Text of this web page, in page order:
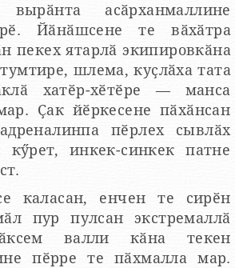
асӑрханмаллине
Йӑнӑшсене те вӑхӑтра
пекех ятарлӑ экипировкӑна
шлема, куҫлӑха тата
хатӗр-хӗтӗре — манса
Ҫак йӗркесене пӑхӑнсан
пӗрлех сывлӑх
кӳрет, инкек-синкек патне
каласан, енчен те сирӗн
пур пулсан экстремаллӑ
валли кӑна текен
пӗрре те пӑхмалла мар.